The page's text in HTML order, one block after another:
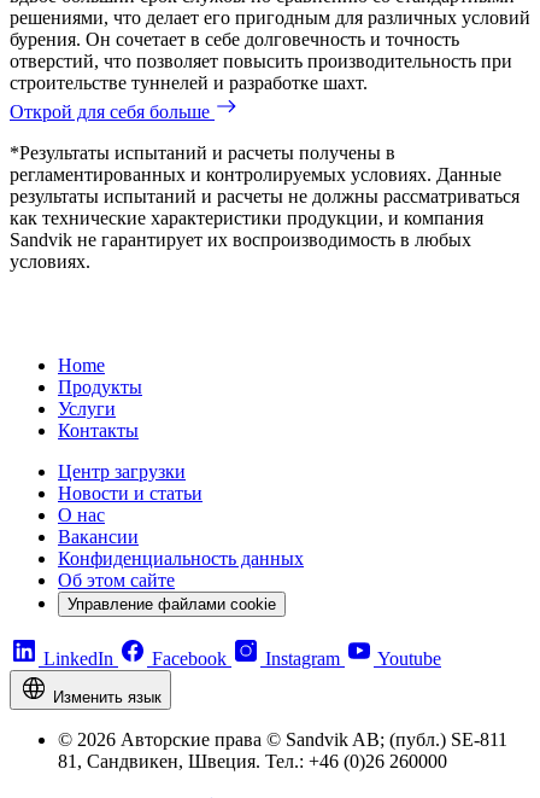
решениями, что делает его пригодным для различных условий
бурения. Он сочетает в себе долговечность и точность
отверстий, что позволяет повысить производительность при
строительстве туннелей и разработке шахт.
Открой для себя больше
*Результаты испытаний и расчеты получены в
регламентированных и контролируемых условиях. Данные
результаты испытаний и расчеты не должны рассматриваться
как технические характеристики продукции, и компания
Sandvik не гарантирует их воспроизводимость в любых
условиях.
Home
Продукты
Услуги
Контакты
Центр загрузки
Новости и статьи
О нас
Вакансии
Конфиденциальность данных
Об этом сайте
Управление файлами cookie
LinkedIn Facebook Instagram Youtube
Изменить язык
© 2026 Авторские права © Sandvik AB; (публ.) SE-811
81, Сандвикен, Швеция. Тел.: +46 (0)26 260000